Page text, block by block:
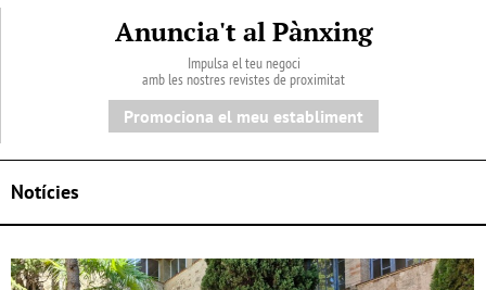
Anuncia't al Pànxing
Impulsa el teu negoci
amb les nostres revistes de proximitat
Promociona el meu establiment
Notícies